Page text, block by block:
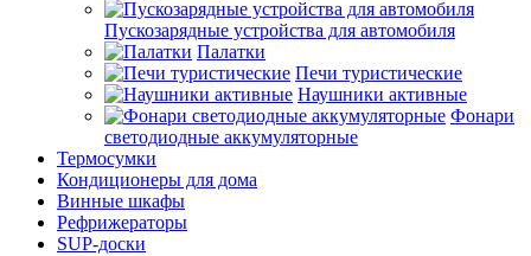
Пускозарядные устройства для автомобиля
Палатки
Печи туристические
Наушники активные
Фонари
светодиодные аккумуляторные
Термосумки
Кондиционеры для дома
Винные шкафы
Рефрижераторы
SUP-доски